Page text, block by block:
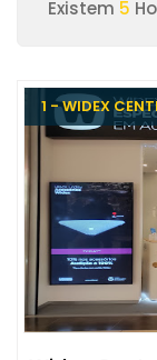
Existem 5
1 - WIDEX